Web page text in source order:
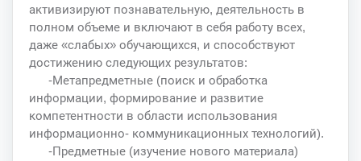
активизируют познавательную, деятельность в
полном объеме и включают в себя работу всех,
даже «слабых» обучающихся, и способствуют
достижению следующих результатов:
-Метапредметные (поиск и обработка
информации, формирование и развитие
компетентности в области использования
информационно- коммуникационных технологий).
-Предметные (изучение нового материала)